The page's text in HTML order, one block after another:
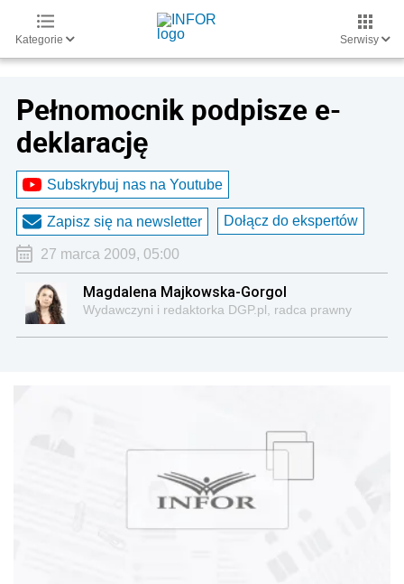
Kategorie Serwisy
Pełnomocnik podpisze e-
deklarację
Subskrybuj nas na Youtube
Zapisz się na newsletter Dołącz do ekspertów
27 marca 2009, 05:00
Magdalena Majkowska-Gorgol
Wydawczyni i redaktorka DGP.pl, radca prawny